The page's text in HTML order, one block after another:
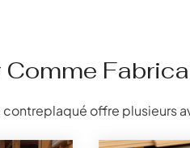
contreplaqué offre plusieurs